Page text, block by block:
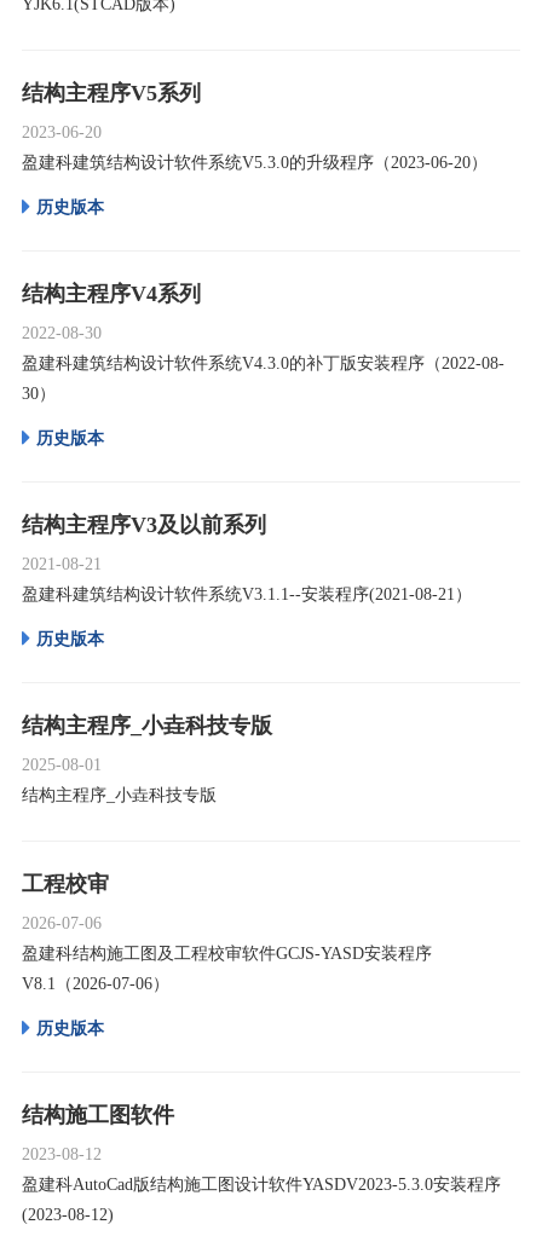
YJK6.1(STCAD版本)
结构主程序V5系列
2023-06-20
盈建科建筑结构设计软件系统V5.3.0的升级程序（2023-06-20）
历史版本
结构主程序V4系列
2022-08-30
盈建科建筑结构设计软件系统V4.3.0的补丁版安装程序（2022-08-
30）
历史版本
结构主程序V3及以前系列
2021-08-21
盈建科建筑结构设计软件系统V3.1.1--安装程序(2021-08-21）
历史版本
结构主程序_小垚科技专版
2025-08-01
结构主程序_小垚科技专版
工程校审
2026-07-06
盈建科结构施工图及工程校审软件GCJS-YASD安装程序
V8.1（2026-07-06）
历史版本
结构施工图软件
2023-08-12
盈建科AutoCad版结构施工图设计软件YASDV2023-5.3.0安装程序
(2023-08-12)